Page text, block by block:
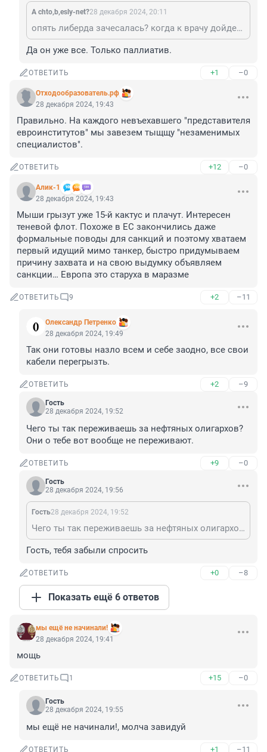
A chto,b,esly-net?28 декабря 2024, 20:11
опять либерда зачесалась? когда к врачу дойдешь наконец, полечишься?
Да он уже все. Только паллиатив.
ОТВЕТИТЬ +1 –0
Отходообразователь.рф
28 декабря 2024, 19:43
Правильно. На каждого невъехавшего "представителя
евроинститутов" мы завезем тыщщу "незаменимых
специалистов".
ОТВЕТИТЬ +12 –0
Алик-1
28 декабря 2024, 19:43
Мыши грызут уже 15-й кактус и плачут. Интересен
теневой флот. Похоже в ЕС закончились даже
формальные поводы для санкций и поэтому хватаем
первый идущий мимо танкер, быстро придумываем
причину захвата и на свою выдумку объявляем
санкции… Европа это старуха в маразме
ОТВЕТИТЬ 9 +2 –11
Олександр Петренко
28 декабря 2024, 19:49
Так они готовы назло всем и себе заодно, все свои
кабели перегрызть.
ОТВЕТИТЬ +2 –9
Гость
28 декабря 2024, 19:52
Чего ты так переживаешь за нефтяных олигархов?
Они о тебе вот вообще не переживают.
ОТВЕТИТЬ +9 –0
Гость
28 декабря 2024, 19:56
Гость28 декабря 2024, 19:52
Чего ты так переживаешь за нефтяных олигархов?Они о тебе вот вообще не переживают.
Гость, тебя забыли спросить
ОТВЕТИТЬ +0 –8
Показать ещё 6 ответов
мы ещё не начинали!
28 декабря 2024, 19:41
мощь
ОТВЕТИТЬ 1 +15 –0
Гость
28 декабря 2024, 19:55
мы ещё не начинали!, молча завидуй
ОТВЕТИТЬ +1 –11